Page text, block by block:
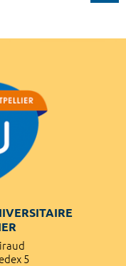
5